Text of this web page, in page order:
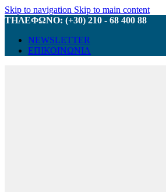
Skip to navigation Skip to main content
ΤΗΛΕΦΩΝΟ: (+30) 210 - 68 400 88
NEWSLETTER
ΕΠΙΚΟΙΝΩΝΙΑ